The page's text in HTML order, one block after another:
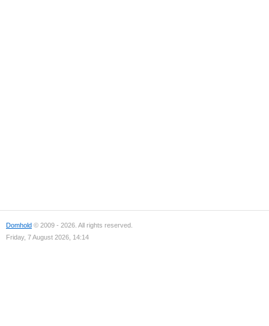
Domhold © 2009 - 2026. All rights reserved.
Friday, 7 August 2026, 14:14